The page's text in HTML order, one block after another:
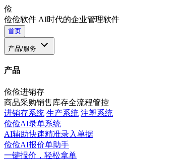
俭
俭俭软件 AI时代的企业管理软件
首页
产品/服务
产品
俭俭进销存
商品采购销售库存全流程管控
进销存系统 生产系统 注塑系统
俭俭AI录单系统
AI辅助快速精准录入单据
俭俭AI报价单助手
一键报价，轻松拿单